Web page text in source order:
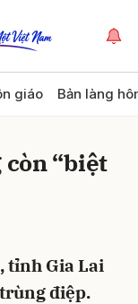
giáo Bản làng
“biệt
tỉnh Gia Lai
điệp.
Gửi